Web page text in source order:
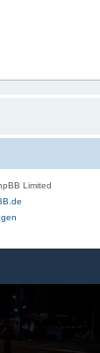
Limited